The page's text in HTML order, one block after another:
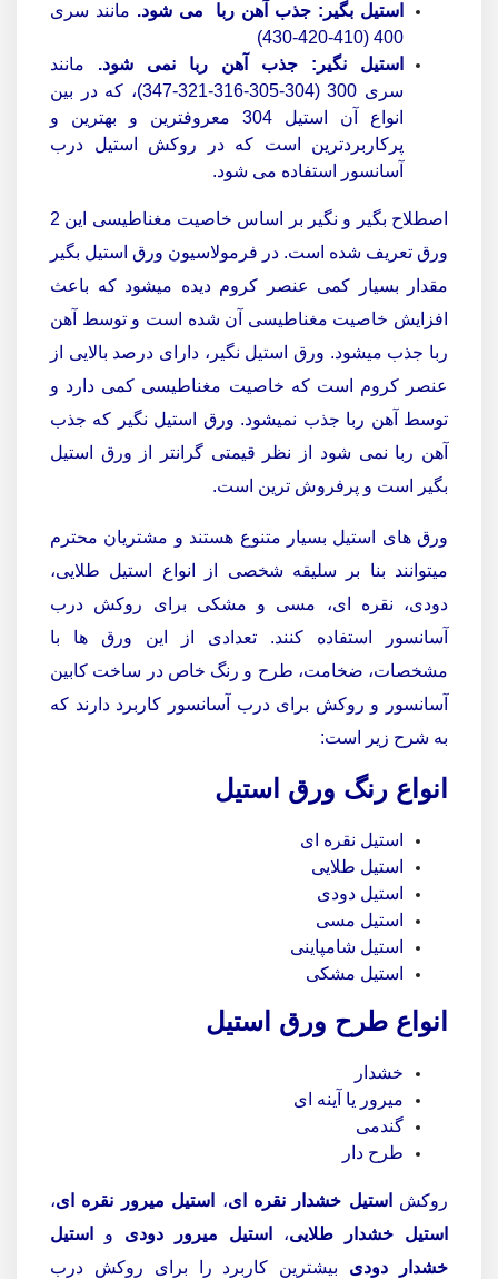
استیل بگیر: جذب آهن ربا می شود. مانند سری
400 (410-420-430)
استیل نگیر:
جذب آهن ربا نمی شود. مانند
سری 300 (304-305-316-321-347)، که در بین
انواع آن استیل 304 معروفترین و بهترین و
پرکاربردترین است که در روکش استیل درب
آسانسور استفاده می شود.
اصطلاح بگیر و نگیر بر اساس خاصیت مغناطیسی این 2
ورق تعریف شده است. در فرمولاسیون ورق استیل بگیر
مقدار بسیار کمی عنصر کروم دیده میشود که باعث
افزایش خاصیت مغناطیسی آن شده است و توسط آهن
ربا جذب میشود. ورق استیل نگیر، دارای درصد بالایی از
عنصر کروم است که خاصیت مغناطیسی کمی دارد و
توسط آهن ربا جذب نمیشود. ورق استیل نگیر که جذب
آهن ربا نمی شود از نظر قیمتی گرانتر از ورق استیل
بگیر است و پرفروش ترین است.
ورق های استیل بسیار متنوع هستند و مشتریان محترم
میتوانند بنا بر سلیقه شخصی از انواع استیل طلایی،
دودی، نقره ای، مسی و مشکی برای روکش درب
آسانسور استفاده کنند. تعدادی از این ورق ها با
مشخصات، ضخامت، طرح و رنگ خاص در ساخت کابین
آسانسور و روکش برای درب آسانسور کاربرد دارند که
به شرح زیر است:
انواع رنگ ورق استیل
استیل نقره ای
استیل طلایی
استیل دودی
استیل مسی
استیل شامپاینی
استیل مشکی
انواع طرح ورق استیل
خشدار
میرور یا آینه ای
گندمی
طرح دار
روکش استیل خشدار نقره ای، استیل میرور نقره ای،
استیل خشدار طلایی، استیل میرور دودی و
استیل
خشدار دودی بیشترین کاربرد را برای روکش درب